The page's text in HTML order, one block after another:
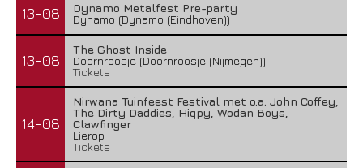
13-08
Dynamo Metalfest Pre-party
Dynamo (Dynamo (Eindhoven))
13-08
The Ghost Inside
Doornroosje (Doornroosje (Nijmegen))
Tickets
14-08
Nirwana Tuinfeest Festival met o.a. John Coffey,
The Dirty Daddies, Hiqpy, Wodan Boys,
Clawfinger
Lierop
Tickets